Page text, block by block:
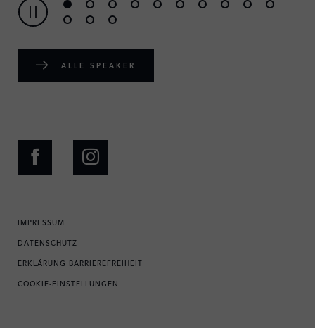
ALLE SPEAKER
IMPRESSUM
DATENSCHUTZ
ERKLÄRUNG BARRIEREFREIHEIT
COOKIE-EINSTELLUNGEN